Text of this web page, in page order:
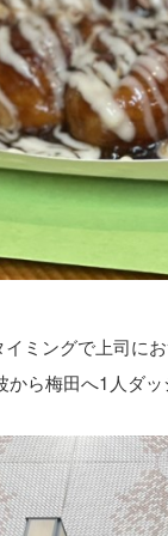
ミングで上司に
ら梅田へ1人ダ